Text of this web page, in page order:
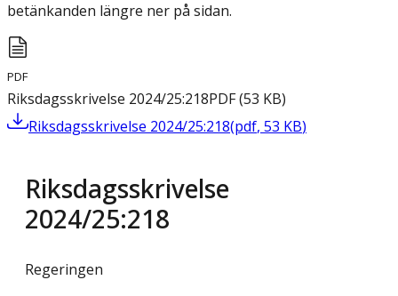
betänkanden längre ner på sidan.
PDF
Riksdagsskrivelse 2024/25:218PDF(53 KB)
Riksdagsskrivelse 2024/25:218(pdf, 53 KB)
Riksdagsskrivelse
2024/25:218
Regeringen